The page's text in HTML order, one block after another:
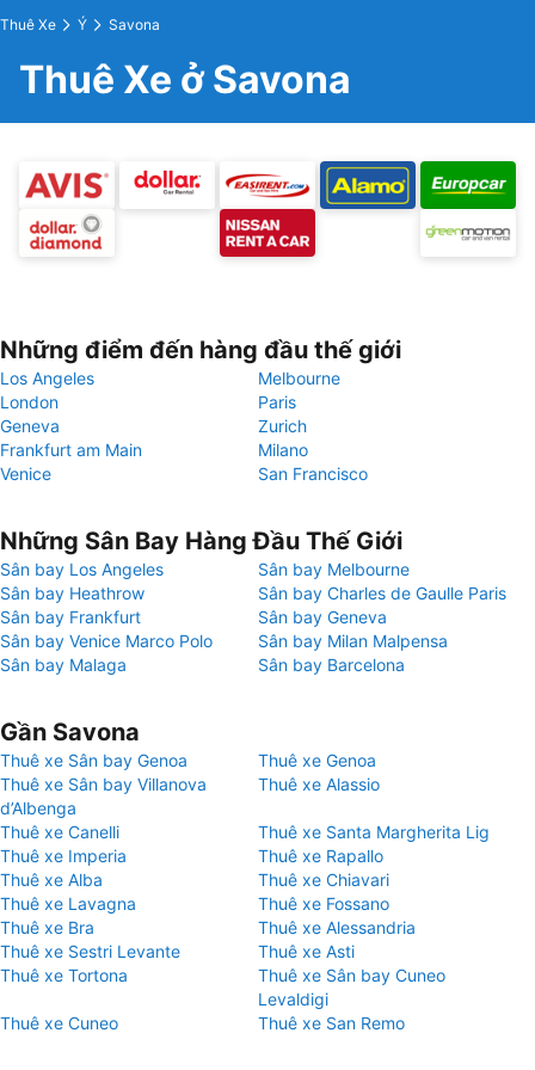
Thuê Xe Ý Savona
Thuê Xe ở Savona
Những điểm đến hàng đầu thế giới
Los Angeles
Melbourne
London
Paris
Geneva
Zurich
Frankfurt am Main
Milano
Venice
San Francisco
Những Sân Bay Hàng Đầu Thế Giới
Sân bay Los Angeles
Sân bay Melbourne
Sân bay Heathrow
Sân bay Charles de Gaulle Paris
Sân bay Frankfurt
Sân bay Geneva
Sân bay Venice Marco Polo
Sân bay Milan Malpensa
Sân bay Malaga
Sân bay Barcelona
Gần Savona
Thuê xe Sân bay Genoa
Thuê xe Genoa
Thuê xe Sân bay Villanova
d’Albenga
Thuê xe Alassio
Thuê xe Canelli
Thuê xe Santa Margherita Lig
Thuê xe Imperia
Thuê xe Rapallo
Thuê xe Alba
Thuê xe Chiavari
Thuê xe Lavagna
Thuê xe Fossano
Thuê xe Bra
Thuê xe Alessandria
Thuê xe Sestri Levante
Thuê xe Asti
Thuê xe Tortona
Thuê xe Sân bay Cuneo
Levaldigi
Thuê xe Cuneo
Thuê xe San Remo